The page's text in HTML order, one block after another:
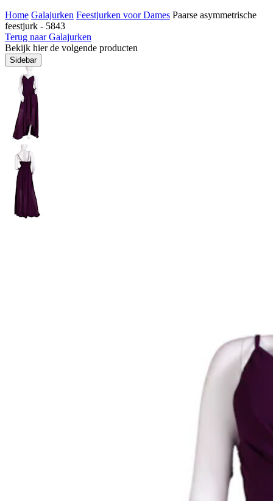
Home Galajurken Feestjurken voor Dames Paarse asymmetrische
feestjurk - 5843
Terug naar Galajurken
Bekijk hier de volgende producten
Sidebar